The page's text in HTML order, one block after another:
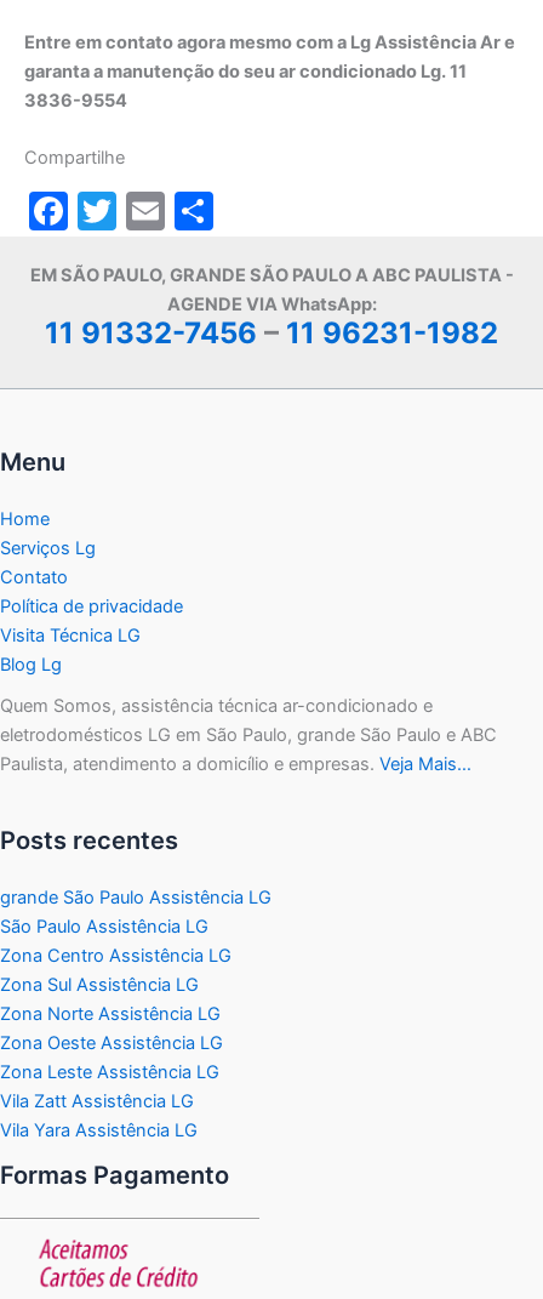
Entre em contato agora mesmo com a Lg Assistência Ar e
garanta a manutenção do seu ar condicionado Lg. 11
3836-9554
Compartilhe
F
c
e
o
T
itt
er
E
ai
l
ar
e
EM SÃO PAULO, GRANDE SÃO PAULO A ABC PAULISTA -
AGENDE VIA WhatsApp:
11 91332-7456 – 11 96231-1982
Menu
Home
Serviços Lg
Contato
Política de privacidade
Visita Técnica LG
Blog Lg
Quem Somos, assistência técnica ar-condicionado e
eletrodomésticos LG em São Paulo, grande São Paulo e ABC
Paulista, atendimento a domicílio e empresas. Veja Mais…
Posts recentes
grande São Paulo Assistência LG
São Paulo Assistência LG
Zona Centro Assistência LG
Zona Sul Assistência LG
Zona Norte Assistência LG
Zona Oeste Assistência LG
Zona Leste Assistência LG
Vila Zatt Assistência LG
Vila Yara Assistência LG
Formas Pagamento